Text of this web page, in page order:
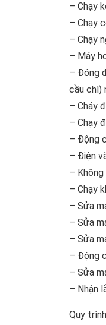
– Chạy
– Chạy
– Chạy
– Máy
– Đóng
cầu chì)
– Cháy
– Chạy
– Động
– Điện
– Không
– Chạy
– Sửa
– Sửa
– Sửa
– Động
– Sửa
– Nhận
Quy